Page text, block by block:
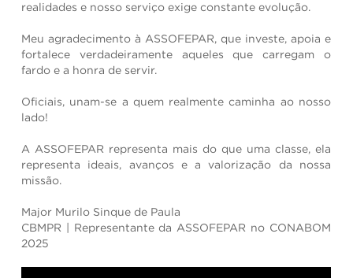
realidades e nosso serviço exige constante evolução.
Meu agradecimento à ASSOFEPAR, que investe, apoia e
fortalece verdadeiramente aqueles que carregam o
fardo e a honra de servir.
Oficiais, unam-se a quem realmente caminha ao nosso
lado!
A ASSOFEPAR representa mais do que uma classe, ela
representa ideais, avanços e a valorização da nossa
missão.
Major Murilo Sinque de Paula
CBMPR | Representante da ASSOFEPAR no CONABOM
2025